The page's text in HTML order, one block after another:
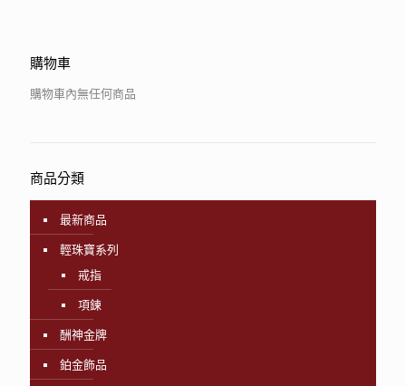
購物車
購物車內無任何商品
商品分類
最新商品
輕珠寶系列
戒指
項鍊
酬神金牌
鉑金飾品